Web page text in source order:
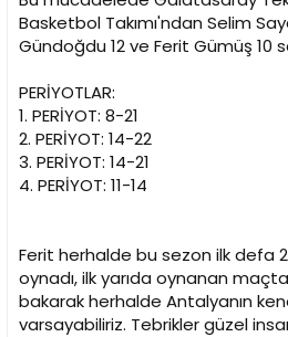
Basketbol Takımı'ndan Selim
Gündoğdu 12 ve Ferit Gümüş 10
PERİYOTLAR:
1. PERİYOT: 8-21
2. PERİYOT: 14-22
3. PERİYOT: 14-21
4. PERİYOT: 11-14
Ferit herhalde bu sezon ilk defa
oynadı, ilk yarıda oynanan
bakarak herhalde Antalyanın
varsayabiliriz. Tebrikler güzel